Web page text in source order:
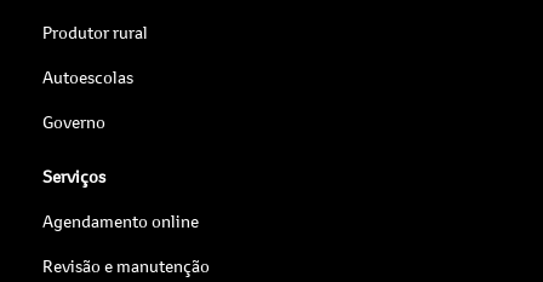
Produtor rural
Autoescolas
Governo
Serviços
Agendamento online
Revisão e manutenção